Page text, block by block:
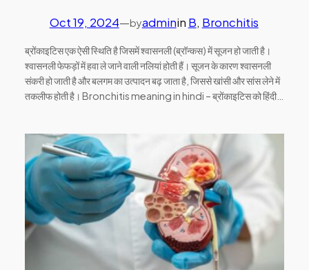
Oct 19, 2024—byadminin B, Bronchitis
ब्रोंकाइटिस एक ऐसी स्थिति है जिसमें श्वासनली (ब्रॉन्कस) में सूजन हो जाती है।
श्वासनली फेफड़ों में हवा ले जाने वाली नलियां होती हैं। सूजन के कारण श्वासनली
संकरी हो जाती है और बलगम का उत्पादन बढ़ जाता है, जिससे खांसी और सांस लेने में
तकलीफ होती है। Bronchitis meaning in hindi – ब्रोंकाइटिस को हिंदी…